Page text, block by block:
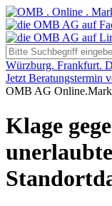
Würzburg. Frankfurt.
Jetzt Beratungstermin
OMB AG
Klage